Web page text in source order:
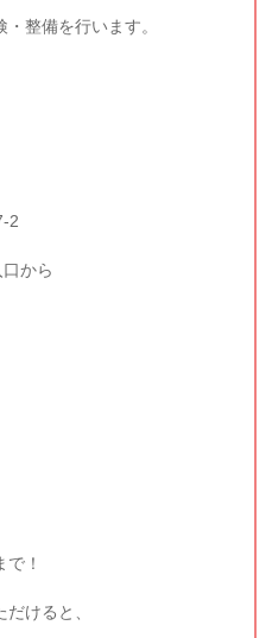
整備を行います。
2
から
！
けると、